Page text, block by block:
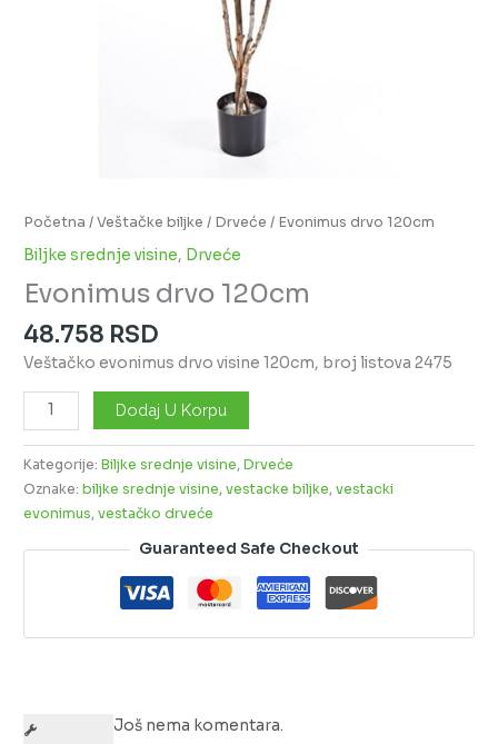
Početna /Veštačke biljke / Drveće / Evonimus drvo 120cm
Biljke srednje visine, Drveće
Evonimus drvo 120cm
48.758 RSD
Veštačko evonimus drvo visine 120cm, broj listova 2475
Dodaj U Korpu
Kategorije:Biljke srednje visine,Drveće
Oznake:biljke srednje visine,vestacke biljke,vestacki
evonimus,vestačko drveće
Guaranteed Safe Checkout
Još nema komentara.